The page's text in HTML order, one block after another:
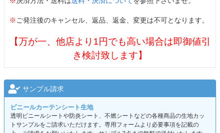
※ ご発注後のキャンセル、返品、返金、変更は不可となります。
【万が一、他店より1円でも高い場合は即御値引
き検討致します】
サンプル請求
ビニールカーテンシート生地
透明ビニールシートや防炎シート、不燃シートなどの各種商品の生地カッ
トサンプルをご請求いただけます。専用フォームより必要事項を記載の